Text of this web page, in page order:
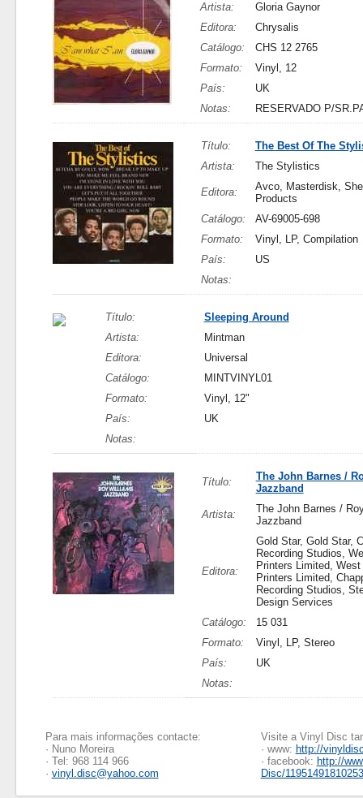
Artista:
Gloria Gaynor
Editora:
Chrysalis
Catálogo:
CHS 12 2765
Formato:
Vinyl, 12
País:
UK
Notas:
RESERVADO P/
Título:
The Best Of The
Artista:
The Stylistics
Editora:
Avco, Masterdisk,
Products
Catálogo:
AV-69005-698
Formato:
Vinyl, LP, Compilation
País:
US
Notas:
Título:
Sleeping Around
Artista:
Mintman
Editora:
Universal
Catálogo:
MINTVINYL01
Formato:
Vinyl, 12"
País:
UK
Notas:
Título:
The John Barnes /
Jazzband
Artista:
The John Barnes /
Jazzband
Editora:
Gold Star, Gold Star,
Recording Studios,
Printers Limited,
Printers Limited,
Recording Studios,
Design Services
Catálogo:
15 031
Formato:
Vinyl, LP, Stereo
País:
UK
Notas:
Para mais informações contacte:
· Nuno Moreira
· Tel: 968 114 966
· vinyl.disc@yahoo.com
Visite a Vinyl Disc
· www: http://
· facebook: http://
Disc/